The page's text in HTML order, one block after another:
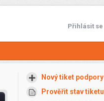
Přihlásit se
Nový tiket podpory
Prověřit stav tiketu